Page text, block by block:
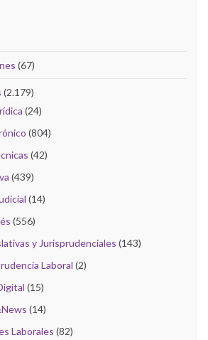
(67)
(2.179)
(24)
(804)
(42)
(439)
(14)
(556)
y Jurisprudenciales (143)
Laboral (2)
(15)
(14)
Laborales (82)